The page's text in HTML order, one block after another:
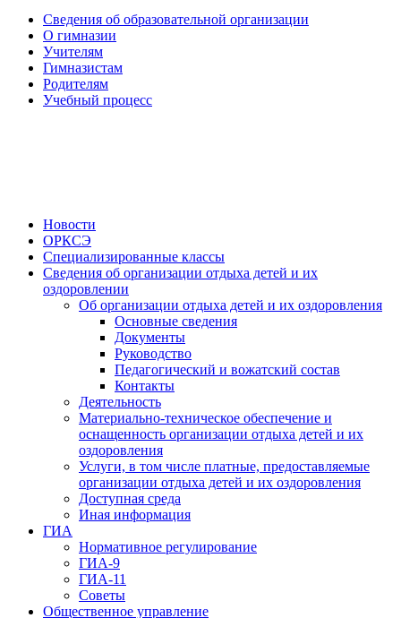
Сведения об образовательной организации
О гимназии
Учителям
Гимназистам
Родителям
Учебный процесс
Новости
ОРКСЭ
Специализированные классы
Сведения об организации отдыха детей и их
оздоровлении
Об организации отдыха детей и их оздоровления
Основные сведения
Документы
Руководство
Педагогический и вожатский состав
Контакты
Деятельность
Материально-техническое обеспечение и
оснащенность организации отдыха детей и их
оздоровления
Услуги, в том числе платные, предоставляемые
организации отдыха детей и их оздоровления
Доступная среда
Иная информация
ГИА
Нормативное регулирование
ГИА-9
ГИА-11
Советы
Общественное управление